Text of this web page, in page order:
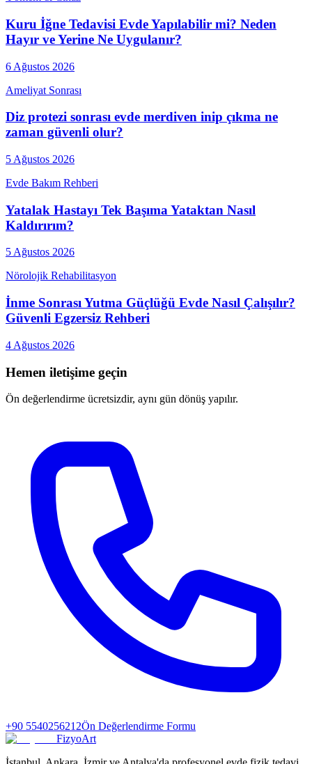
Kuru İğne Tedavisi Evde Yapılabilir mi? Neden
Hayır ve Yerine Ne Uygulanır?
6 Ağustos 2026
Ameliyat Sonrası
Diz protezi sonrası evde merdiven inip çıkma ne
zaman güvenli olur?
5 Ağustos 2026
Evde Bakım Rehberi
Yatalak Hastayı Tek Başıma Yataktan Nasıl
Kaldırırım?
5 Ağustos 2026
Nörolojik Rehabilitasyon
İnme Sonrası Yutma Güçlüğü Evde Nasıl Çalışılır?
Güvenli Egzersiz Rehberi
4 Ağustos 2026
Hemen iletişime geçin
Ön değerlendirme ücretsizdir, aynı gün dönüş yapılır.
+90 5540256212Ön Değerlendirme Formu
FizyoArt